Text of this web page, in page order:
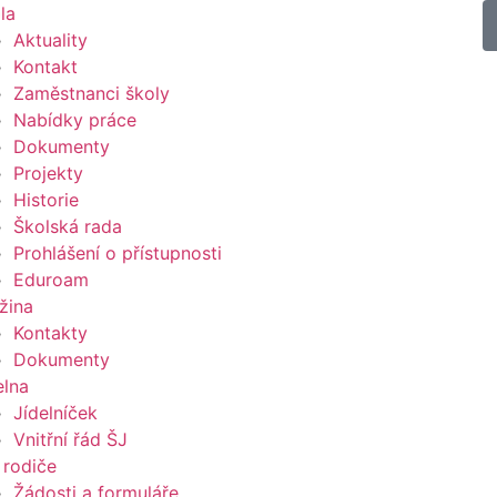
Aktuality
Kontakt
Zaměstnanci školy
Nabídky práce
Dokumenty
Projekty
Historie
Školská rada
Prohlášení o přístupnosti
Eduroam
Kontakty
Dokumenty
Jídelníček
Vnitřní řád ŠJ
rodiče
Žádosti a formuláře